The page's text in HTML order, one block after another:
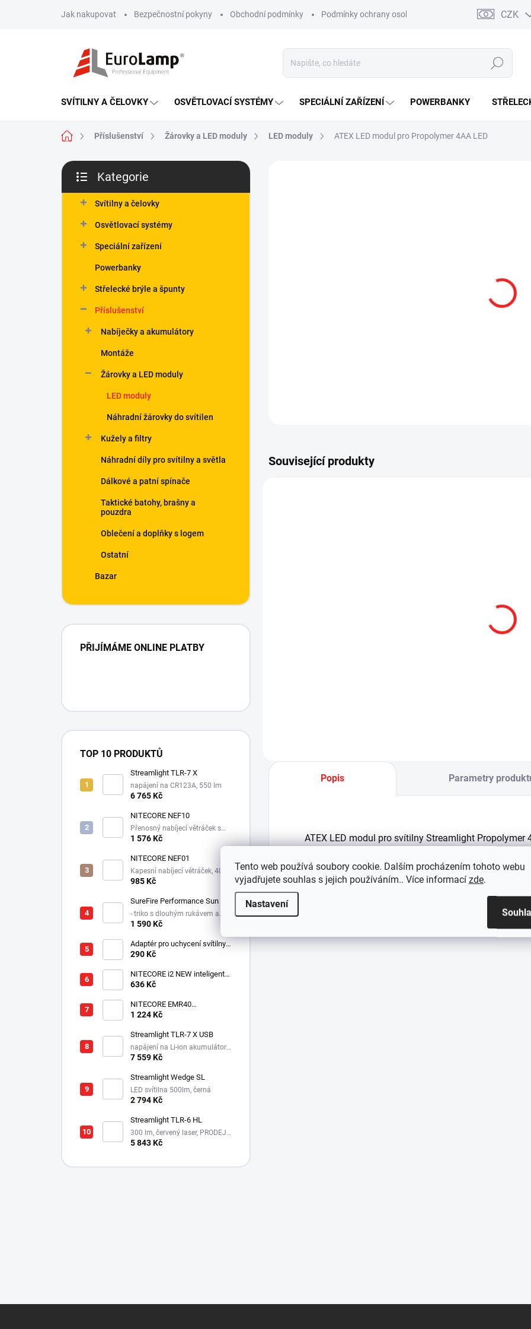
Tento web používá soubory cookie. Dalším procházením tohoto webu
vyjadřujete souhlas s jejich používáním.. Více informací zde.
Nastavení
Jak nakupovat Bezpečnostní pokyny Obchodní podmínky Podmínky ochrany osobních údajů Kontakty CZK
Hledat
SVÍTILNY A ČELOVKY OSVĚTLOVACÍ SYSTÉMY SPECIÁLNÍ ZAŘÍZENÍ POWERBANKY
Domů Příslušenství Žárovky a LED moduly LED moduly ATEX LED modul pro Propolymer 4AA LED
P
s
kategorie
Kategorie
Svítilny a čelovky
Osvětlovací systémy
Speciální zařízení
Powerbanky
Střelecké brýle a špunty
Příslušenství
Nabíječky a akumulátory
Montáže
Žárovky a LED moduly
LED moduly
Náhradní žárovky do svítilen
Kužely a filtry
Náhradní díly pro svítilny a světla
Dálkové a patní spínače
Taktické batohy, brašny a
pouzdra
Oblečení a doplňky s logem
Ostatní
Bazar
PŘIJÍMÁME ONLINE PLATBY
TOP 10 PRODUKTŮ
Streamlight TLR-7 X
napájení na CR123A, 550 lm
6 765 Kč
NITECORE NEF10
Přenosný nabíjecí větráček s
10000 mAh powerbankou, a
1 576 Kč
NITECORE NEF01
Kapesní nabíjecí větráček, 4000
mAh
985 Kč
SureFire Performance Sun
- triko s dlouhým rukávem a
kapucí proti slunci a větru -
1 590 Kč
Adaptér pro uchycení svítilny
do přilby Dräger HPS 7000
290 Kč
NITECORE i2 NEW inteligentní
nabíječka-dvě nezávislé
Ni-Cd, 12/230V
636 Kč
NITECORE EMR40
elektronický repelent,
uchycení, až 5m dosah
1 224 Kč
Streamlight TLR-7 X USB
napájení na Li-ion akumulátor,
725 lm / 550 lm
7 559 Kč
Streamlight Wedge SL
LED svítilna 500lm, černá
2 794 Kč
Streamlight TLR-6 HL
300 lm, červený laser, PRODEJ
MOŽNÝ POUZE NA ÚZEMÍ ČR!!!
5 843 Kč
Související produkty
Popis Parametry
ATEX LED modul pro svítilny Streamlight Propolymer
ATEX LED modul pro svítilny Streamlight Propolymer